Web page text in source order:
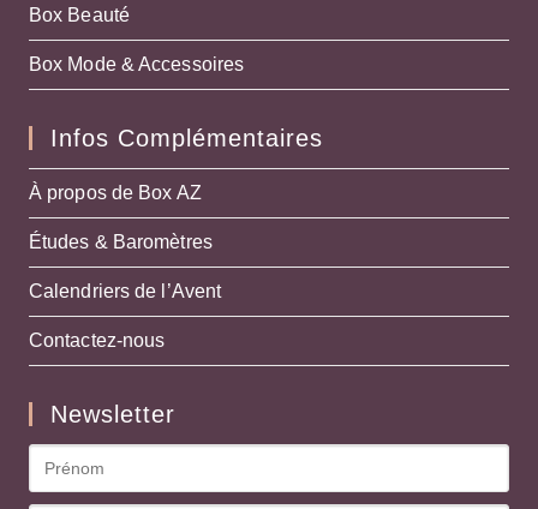
Box Beauté
Box Mode & Accessoires
Infos Complémentaires
À propos de Box AZ
Études & Baromètres
Calendriers de l’Avent
Contactez-nous
Newsletter